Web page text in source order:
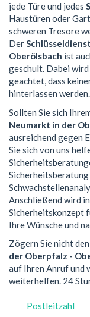
jede Türe und jedes
Haustüren oder
schweren Tresore
Der
Oberölsbach ist
geschult. Dabei
geachtet, dass
hinterlassen werden.
Sollten Sie sich
Neumarkt in der
ausreichend gegen
Sie sich von uns
Anschließend wird
Sicherheitskonzept
Ihre Wünsche und
Zögern Sie nicht den
der Oberpfalz -
auf Ihren Anruf und
weiterhelfen. 24
Postleitzahl